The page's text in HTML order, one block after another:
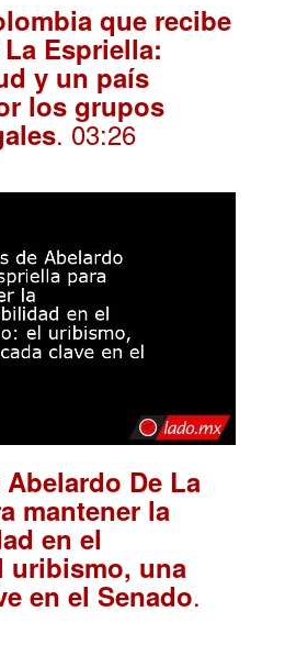
que recibe
Espriella:
y un país
los grupos
. 03:26
De La
mantener la
en el
uribismo, una
en el Senado.